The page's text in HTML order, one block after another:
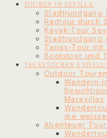
TOUREN IN SEVILLA
Stadtrundgang
Radtour durch
Kayak-Tour
Stadtrundgang
Tapas-Tour
Bootstour und
TAGESTOUREN
Outdoor Touren
Wandern
Maravillas
die
Abenteuer